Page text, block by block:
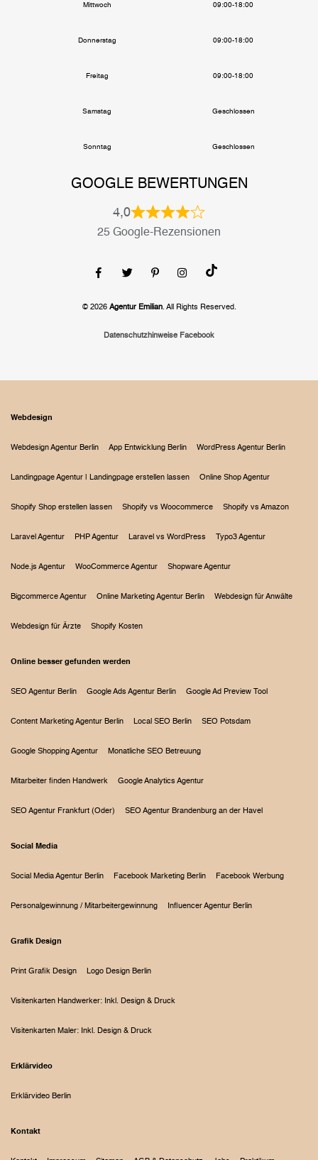
Mittwoch 09:00-18:00
Donnerstag 09:00-18:00
Freitag 09:00-18:00
Samstag Geschlossen
Sonntag Geschlossen
GOOGLE BEWERTUNGEN
4,0
25 Google-Rezensionen
© 2026 Agentur Emilian. All Rights Reserved.
Datenschutzhinweise Facebook
Webdesign
Webdesign Agentur Berlin App Entwicklung Berlin WordPress Agentur Berlin
Landingpage Agentur | Landingpage erstellen lassen Online Shop Agentur
Shopify Shop erstellen lassen Shopify vs Woocommerce Shopify vs Amazon
Laravel Agentur PHP Agentur Laravel vs WordPress Typo3 Agentur
Node.js Agentur WooCommerce Agentur Shopware Agentur
Bigcommerce Agentur Online Marketing Agentur Berlin Webdesign für Anwälte
Webdesign für Ärzte Shopify Kosten
Online besser gefunden werden
SEO Agentur Berlin Google Ads Agentur Berlin Google Ad Preview Tool
Content Marketing Agentur Berlin Local SEO Berlin SEO Potsdam
Google Shopping Agentur Monatliche SEO Betreuung
Mitarbeiter finden Handwerk Google Analytics Agentur
SEO Agentur Frankfurt (Oder) SEO Agentur Brandenburg an der Havel
Social Media
Social Media Agentur Berlin Facebook Marketing Berlin Facebook Werbung
Personalgewinnung / Mitarbeitergewinnung Influencer Agentur Berlin
Grafik Design
Print Grafik Design Logo Design Berlin
Visitenkarten Handwerker: Inkl. Design & Druck
Visitenkarten Maler: Inkl. Design & Druck
Erklärvideo
Erklärvideo Berlin
Kontakt